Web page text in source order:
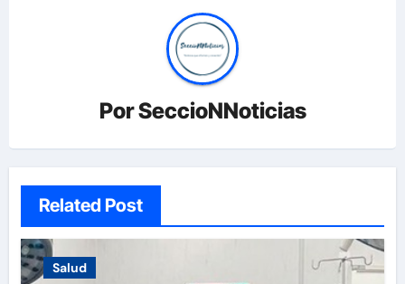
PorSeccioNNoticias
Related Post
Salud